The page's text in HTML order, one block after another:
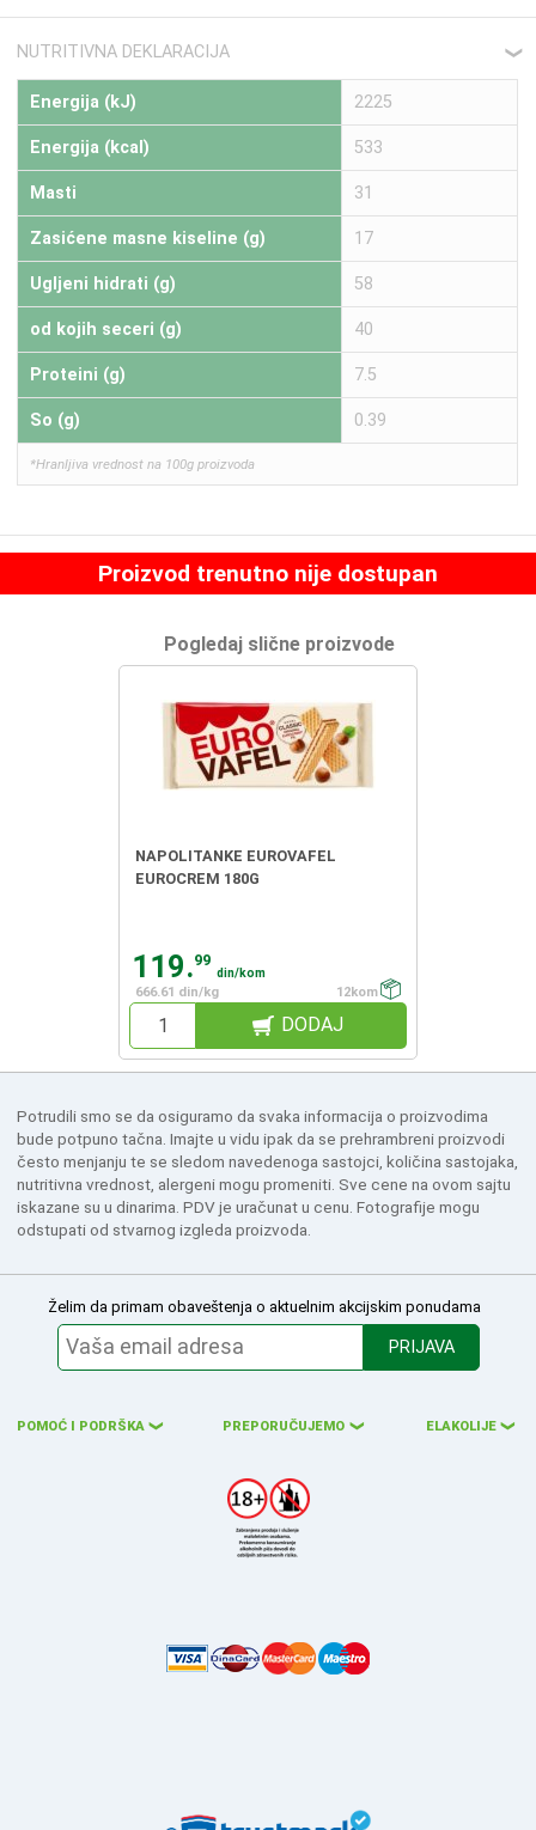
NUTRITIVNA DEKLARACIJA ❮
Energija (kJ) 2225
Energija (kcal) 533
Masti 31
Zasićene masne kiseline (g) 17
Ugljeni hidrati (g) 58
od kojih seceri (g) 40
Proteini (g) 7.5
So (g) 0.39
*Hranljiva vrednost na 100g proizvoda
Proizvod trenutno nije dostupan
Pogledaj slične proizvode
NAPOLITANKE EUROVAFEL
EUROCREM 180G
119.99
din/kom
666.61 din/kg
12kom
DODAJ
Potrudili smo se da osiguramo da svaka informacija o proizvodima
bude potpuno tačna. Imajte u vidu ipak da se prehrambreni proizvodi
često menjanju te se sledom navedenoga sastojci, količina sastojaka,
nutritivna vrednost, alergeni mogu promeniti. Sve cene na ovom sajtu
iskazane su u dinarima. PDV je uračunat u cenu. Fotografije mogu
odstupati od stvarnog izgleda proizvoda.
Želim da primam obaveštenja o aktuelnim akcijskim ponudama
PRIJAVA
POMOĆ I PODRŠKA ❮ PREPORUČUJEMO ❮ ELAKOLIJE ❮